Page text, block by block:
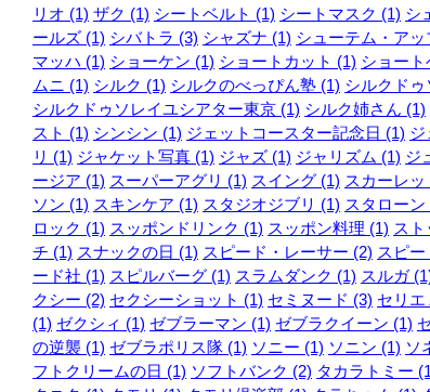
リオ (1) ザク (1) シートベルト (1) シートマスク (1) シ
ールズ (1) シバトラ (3) シャズナ (1) シューテム・アッ
マッハ (1) ショーケン (1) ショートカット (1) ショート
ムニ (1) シルク (1) シルクのべっぴん塾 (1) シルクド
シルクドゥソレイユシアター東京 (1) シルク姉さん (1)
スト (1) シンシン (1) ジェットコースター記念日 (1) ジ
リ (1) ジャケット写真 (1) ジャズ (1) ジャリズム (1) ジ
ージア (1) スーパーアグリ (1) スイング (1) スカーレ
ソン (1) スキンケア (1) スタジオジブリ (1) スタローン
ロック (1) スッポンドリンク (1) スッポン料理 (1) スト
チ (1) スナックの日 (1) スピード・レーサー (2) スピー
ード社 (1) スピルバーグ (1) スラムダンク (1) スルガ
クシー (2) セクシーショット (1) セミヌード (3) セリエ
(1) ゼクシィ (1) ゼブラーマン (1) ゼブラクイーン (1)
の逆襲 (1) ゼブラポリス隊 (1) ソニー (1) ソニン (1) ソ
フトクリームの日 (1) ソフトバンク (2) タカラトミー